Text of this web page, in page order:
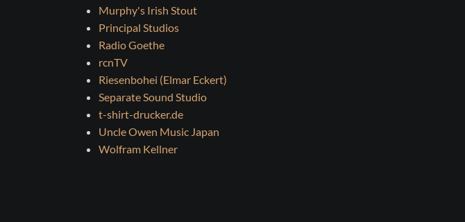
Murphy's Irish Stout
Principal Studios
Radio Goethe
rcnTV
Riesenbohei (Elmar Eckert)
Separate Sound Studio
t-shirt-drucker.de
Uncle Owen Music Japan
Wolfram Kellner